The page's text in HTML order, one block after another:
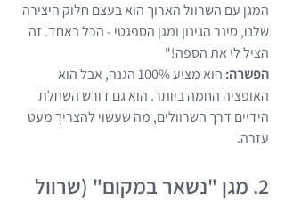
המגן עם השרוול הארוך הוא בעצם חלוק היצירה
שלנו, סינר הגינון ומגן הספגטי - הכל באחד. זה
הציל לי את הספה!"
הפשרה:
הוא מציע 100% הגנה, אבל הוא
האופציה החמה ביותר. הוא גם דורש השחלת
הידיים דרך השרוולים, מה שעשוי להצריך מעט
עזרה.
2. מגן "נשאר במקום" (שרוול